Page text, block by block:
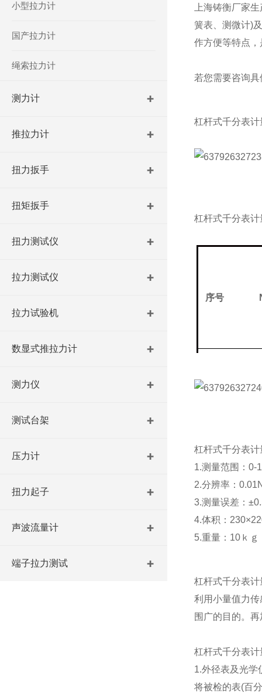
小型拉力计
国产拉力计
绳索拉力计
测力计
推拉力计
扭力扳手
扭矩扳手
扭力测试仪
拉力测试仪
拉力试验机
数显式推拉力计
测力仪
测试台架
压力计
扭力起子
声波流量计
端子拉力测试
上海铸衡厂家
簧表、测微计)
作方便等特点
若您需要咨询
杠杆式千分表计
杠杆式千分表计
序号
杠杆式千分表计
1.测量范围： 0-
2.分辨率：
3.测量误差：±
4.体积： 230×
5.重量： 10ｋｇ
杠杆式千分表计
利用小量值力
围广的目的。
杠杆式千分表计
1.外径表及光学
将被检的表(百